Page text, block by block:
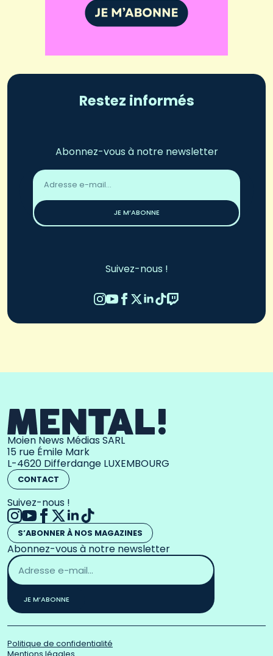
Restez informés
Abonnez-vous à notre newsletter
Adresse
email
JE M’ABONNE
Suivez-nous !
Moien News Médias SARL
15 rue Émile Mark
L-4620 Differdange LUXEMBOURG
CONTACT
Suivez-nous !
S’ABONNER À NOS MAGAZINES
Abonnez-vous à notre newsletter
Adresse
email
*
JE M’ABONNE
Politique de confidentialité
Mentions légales